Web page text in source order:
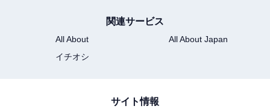
関連サービス
All About
All About Japan
イチオシ
サイト情報